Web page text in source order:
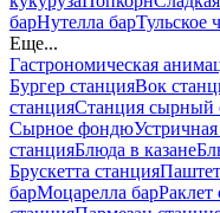
барНутелла барТульское
Еще...
Гастрономическая
Бургер станцияВок
станцияСтанция сырный
Сырное фондю
станцияБлюда в казане
Брускетта станция
барМоцарелла барРаклет